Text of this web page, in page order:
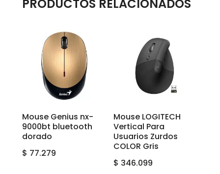
PRODUCTOS RELACIONADOS
Mouse Genius nx-
9000bt bluetooth
dorado
$ 77.279
Mouse LOGITECH
Vertical Para
Usuarios Zurdos
COLOR Gris
$ 346.099